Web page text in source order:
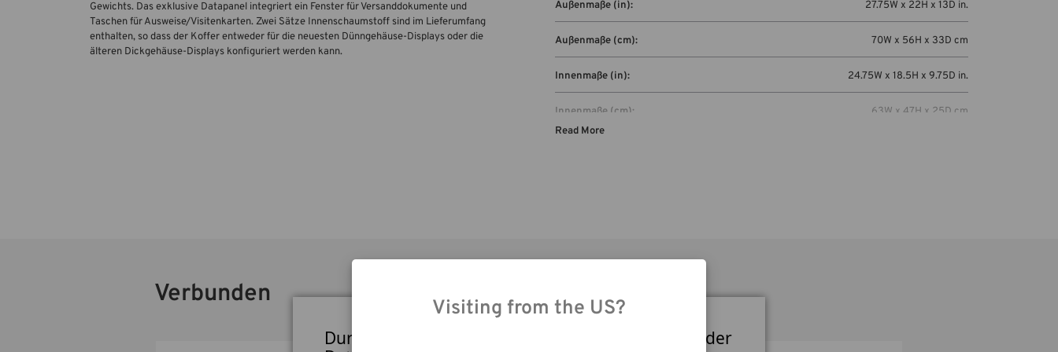
Gewichts. Das exklusive Datapanel integriert ein Fenster für Versanddokumente und
Taschen für Ausweise/Visitenkarten. Zwei Sätze Innenschaumstoff sind im Lieferumfang
enthalten, so dass der Koffer entweder für die neuesten Dünngehäuse-Displays oder die
älteren Dickgehäuse-Displays konfiguriert werden kann.
Außenmaße (in): 27.75W x 22H x 13D in.
Außenmaße (cm): 70W x 56H x 33D cm
Innenmaße (in): 24.75W x 18.5H x 9.75D in.
Innenmaße (cm): 63W x 47H x 25D cm
Read More
Verbunden
Durch die Nutzung unserer Website stimmen Sie der
Visiting from the US?